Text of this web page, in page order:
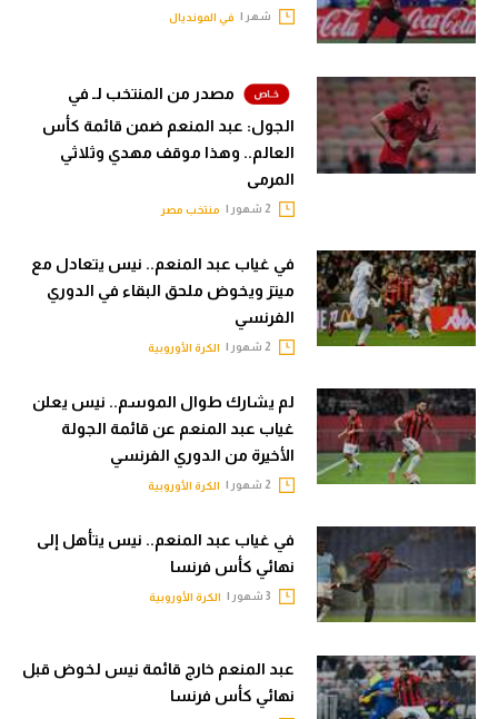
فيديو في الجول
شهر | في المونديال
مصدر من المنتخب لـ في
الجول: عبد المنعم ضمن قائمة كأس
العالم.. وهذا موقف مهدي وثلاثي
المرمى
منتخب مصر
في غياب عبد المنعم.. نيس يتعادل مع
ميتز ويخوض ملحق البقاء في الدوري
الفرنسي
الكرة الأوروبية
لم يشارك طوال الموسم.. نيس يعلن
غياب عبد المنعم عن قائمة الجولة
الأخيرة من الدوري الفرنسي
الكرة الأوروبية
في غياب عبد المنعم.. نيس يتأهل إلى
نهائي كأس فرنسا
الكرة الأوروبية
عبد المنعم خارج قائمة نيس لخوض قبل
نهائي كأس فرنسا